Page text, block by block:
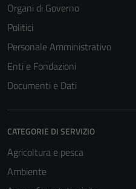
Organi di Governo
Politici
Personale Amministrativo
Enti e Fondazioni
Documenti e Dati
CATEGORIE DI SERVIZIO
Agricoltura e pesca
Ambiente